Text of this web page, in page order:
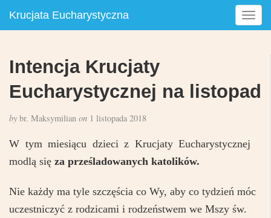
Krucjata Eucharystyczna
T
o
n
g
i
Intencja Krucjaty
Eucharystycznej na listopad
by br. Maksymilian on 1 listopada 2018
W tym miesiącu dzieci z Krucjaty Eucharystycznej
modlą się za prześladowanych katolików.
Nie każdy ma tyle szczęścia co Wy, aby co tydzień móc
uczestniczyć z rodzicami i rodzeństwem we Mszy św.